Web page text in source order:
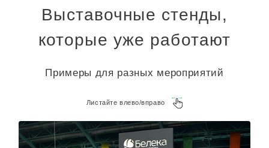
Выставочные стенды,
которые уже работают
Примеры для разных мероприятий
Листайте влево/вправо